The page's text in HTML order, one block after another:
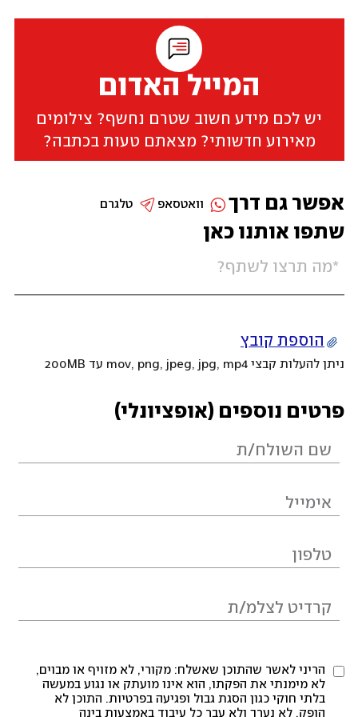
המייל האדום
יש לכם מידע חשוב שטרם נחשף? צילומים
מאירוע חדשותי? מצאתם טעות בכתבה?
שתפו אותנו כאן
הוספת קובץ
ניתן להעלות קבצי mov, png, jpeg, jpg, mp4 עד 200MB
פרטים נוספים (אופציונלי)
הריני לאשר שהתוכן שאשלח: מקורי, לא מזויף או מבוים,
לא מימנתי את הפקתו, הוא אינו מועתק או נגוע במעשה
בלתי חוקי כגון הסגת גבול ופגיעה בפרטיות. התוכן לא
הופק, לא נערך ולא עבר כל עיבוד באמצעות בינה
אפשר גם דרך טלגרם וואטסאפ